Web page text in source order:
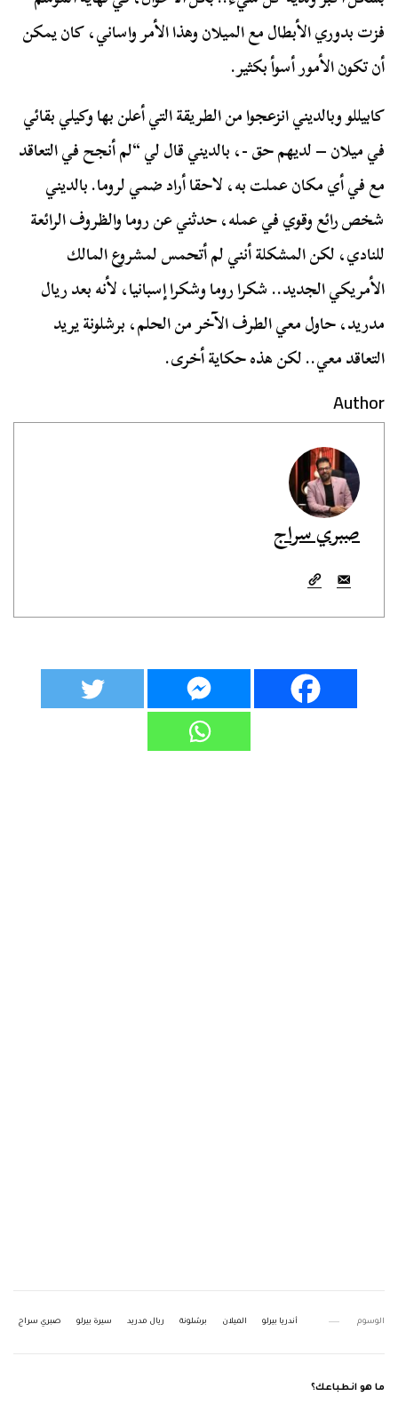
فزت بدوري الأبطال مع الميلان وهذا الأمر واساني، كان يمكن
أن تكون الأمور أسوأ بكثير.
كابيللو وبالديني انزعجوا من الطريقة التي أعلن بها وكيلي بقائي
في ميلان – لديهم حق -، بالديني قال لي “لم أنجح في التعاقد
مع في أي مكان عملت به، لاحقا أراد ضمي لروما. بالديني
شخص رائع وقوي في عمله، حدثني عن روما والظروف الرائعة
للنادي، لكن المشكلة أنني لم أتحمس لمشروع المالك
الأمريكي الجديد.. شكرا روما وشكرا إسبانيا، لأنه بعد ريال
مدريد، حاول معي الطرف الآخر من الحلم، برشلونة يريد
التعاقد معي.. لكن هذه حكاية أخرى.
Author
صبري سراج
الوسوم أندريا بيرلو الميلان برشلونة ريال مدريد سيرة بيرلو صبري سراج
ما هو انطباعك؟